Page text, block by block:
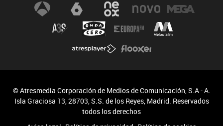
© Atresmedia Corporación de Medios de Comunicación, S.A - A.
Isla Graciosa 13, 28703, S.S. de los Reyes, Madrid. Reservados
todos los derechos